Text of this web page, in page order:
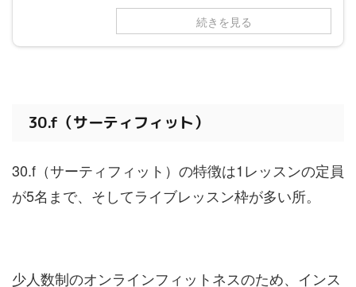
続きを見る
30.f（サーティフィット）
30.f（サーティフィット）の特徴は1レッスンの定員
が5名まで、そしてライブレッスン枠が多い所。
少人数制のオンラインフィットネスのため、インス